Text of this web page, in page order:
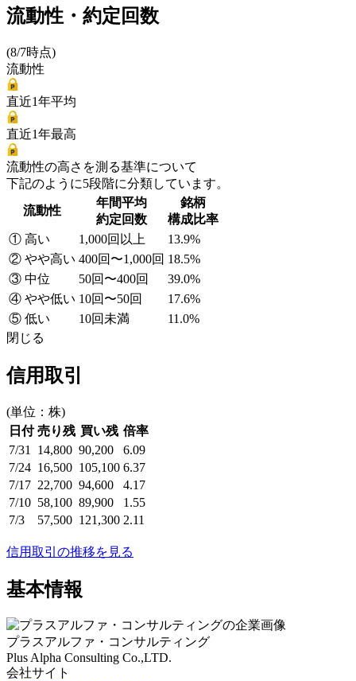
流動性・約定回数
(8/7時点)
流動性
直近1年平均
直近1年最高
流動性の高さを測る基準について
下記のように5段階に分類しています。
流動性
年間平均
約定回数
銘柄
構成比率
① 高い
1,000回以上
13.9%
② やや高い 400回〜1,000回 18.5%
③ 中位
50回〜400回
39.0%
④ やや低い 10回〜50回
17.6%
⑤ 低い
10回未満
11.0%
閉じる
信用取引
(単位：株)
日付 売り残 買い残 倍率
7/31
14,800 90,200
6.09
7/24 16,500 105,100 6.37
7/17 22,700 94,600
4.17
7/10 58,100 89,900
1.55
7/3
57,500 121,300 2.11
信用取引の推移を見る
基本情報
プラスアルファ・コンサルティング
Plus Alpha Consulting Co.,LTD.
会社サイト